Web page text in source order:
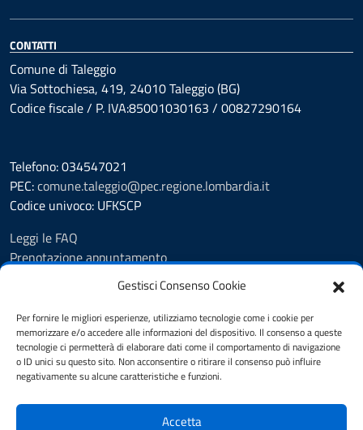
Gestisci Consenso Cookie
Per fornire le migliori esperienze, utilizziamo tecnologie come i cookie per
memorizzare e/o accedere alle informazioni del dispositivo. Il consenso a queste
tecnologie ci permetterà di elaborare dati come il comportamento di navigazione
o ID unici su questo sito. Non acconsentire o ritirare il consenso può influire
negativamente su alcune caratteristiche e funzioni.
Accetta
CONTATTI
Comune di Taleggio
Via Sottochiesa, 419, 24010 Taleggio (BG)
Codice fiscale / P. IVA:85001030163 / 00827290164
Telefono: 034547021
PEC:comune.taleggio@pec.regione.lombardia.it
Codice univoco: UFKSCP
Leggi le FAQ
Prenotazione appuntamento
Segnalazione disservizio
Richiesta Assistenza
Amministrazione Trasparente
Albo pretorio dal 8.11.23
Albo pretorio fino al 7.11.23
Atti amministrativi
Informativa privacy